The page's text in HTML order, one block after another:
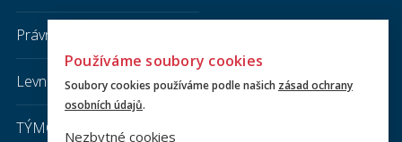
Právnická literatura
Levná knihovna
TÝMOVÁ STUDOVNA
Používáme soubory cookies
Soubory cookies používáme podle našich zásad ochrany
osobních údajů.
Nezbytné cookies